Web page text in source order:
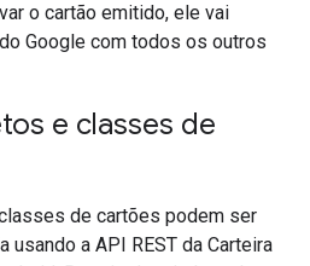
o cartão emitido, ele vai
Google com todos os outros
e classes de
de cartões podem ser
usando a API REST da Carteira